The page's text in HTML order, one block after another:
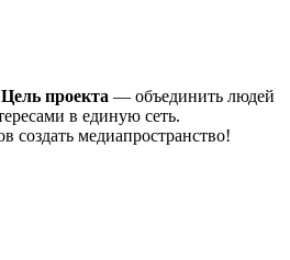
Цель проекта — объединить людей
в единую сеть.
создать медиапространство!